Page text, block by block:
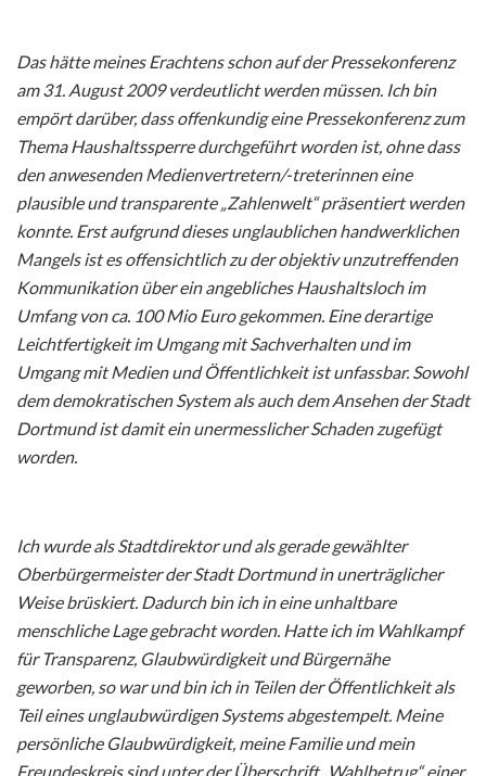
Das hätte meines Erachtens schon auf der Pressekonferenz
am 31. August 2009 verdeutlicht werden müssen. Ich bin
empört darüber, dass offenkundig eine Pressekonferenz zum
Thema Haushaltssperre durchgeführt worden ist, ohne dass
den anwesenden Medienvertretern/-treterinnen eine
plausible und transparente „Zahlenwelt“ präsentiert werden
konnte. Erst aufgrund dieses unglaublichen handwerklichen
Mangels ist es offensichtlich zu der objektiv unzutreffenden
Kommunikation über ein angebliches Haushaltsloch im
Umfang von ca. 100 Mio Euro gekommen. Eine derartige
Leichtfertigkeit im Umgang mit Sachverhalten und im
Umgang mit Medien und Öffentlichkeit ist unfassbar. Sowohl
dem demokratischen System als auch dem Ansehen der Stadt
Dortmund ist damit ein unermesslicher Schaden zugefügt
worden.
Ich wurde als Stadtdirektor und als gerade gewählter
Oberbürgermeister der Stadt Dortmund in unerträglicher
Weise brüskiert. Dadurch bin ich in eine unhaltbare
menschliche Lage gebracht worden. Hatte ich im Wahlkampf
für Transparenz, Glaubwürdigkeit und Bürgernähe
geworben, so war und bin ich in Teilen der Öffentlichkeit als
Teil eines unglaubwürdigen Systems abgestempelt. Meine
persönliche Glaubwürdigkeit, meine Familie und mein
Freundeskreis sind unter der Überschrift „Wahlbetrug“ einer